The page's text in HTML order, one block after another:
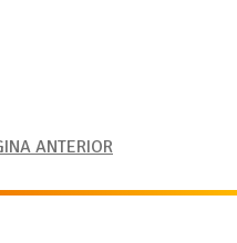
ANTERIOR